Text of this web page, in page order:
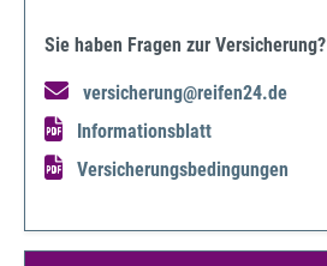
Sie haben Fragen zur Versicherung?
versicherung@reifen24.de
Informationsblatt
Versicherungsbedingungen